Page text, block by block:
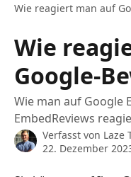
Wie reagiert man auf
Wie
Google-
Wie man auf Google
EmbedReviews
Verfasst von Laze
22. Dezember